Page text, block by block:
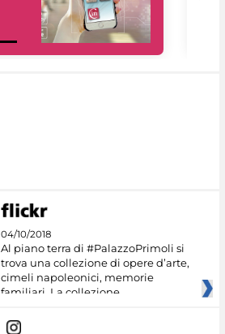
04/10/2018
Al piano terra di #PalazzoPrimoli si
trova una collezione di opere d’arte,
cimeli napoleonici, memorie
familiari. La collezione